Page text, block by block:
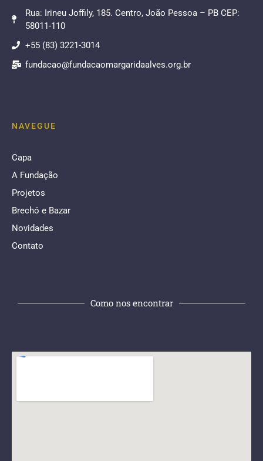
Rua: Irineu Joffily, 185. Centro, João Pessoa – PB CEP:
58011-110
+55 (83) 3221-3014
fundacao@fundacaomargaridaalves.org.br
NAVEGUE
Capa
A Fundação
Projetos
Brechó e Bazar
Novidades
Contato
Como nos encontrar